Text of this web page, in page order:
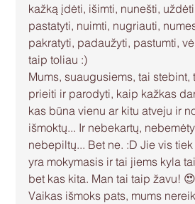
kažką įdėti, išimti, nunešti,
pastatyti, nuimti, nugriauti,
pakratyti, padaužyti, pastumti,
taip toliau :)
Mums, suaugusiems, tai stebint,
prieiti ir parodyti, kaip kažkas
kas būna vienu ar kitu atveju ir
išmoktų... Ir nebekartų,
nebepiltų... Bet ne. :D Jie vis
yra mokymasis ir tai jiems kyla
bet kas kita. Man tai taip žavu! 😍
Vaikas išmoks pats, mums